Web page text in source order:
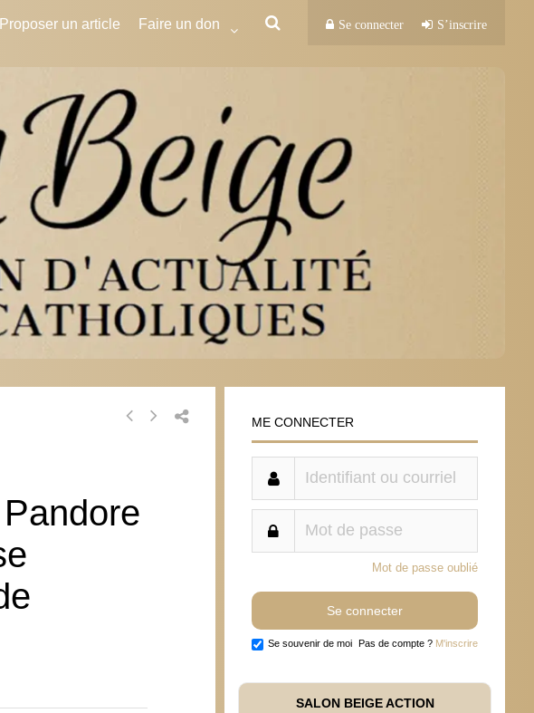
Proposer un article Faire un don Se connecter S’inscrire
ME CONNECTER
Mot de passe oublié
Se souvenir de moi Pas de compte ? M'inscrire
SALON BEIGE ACTION